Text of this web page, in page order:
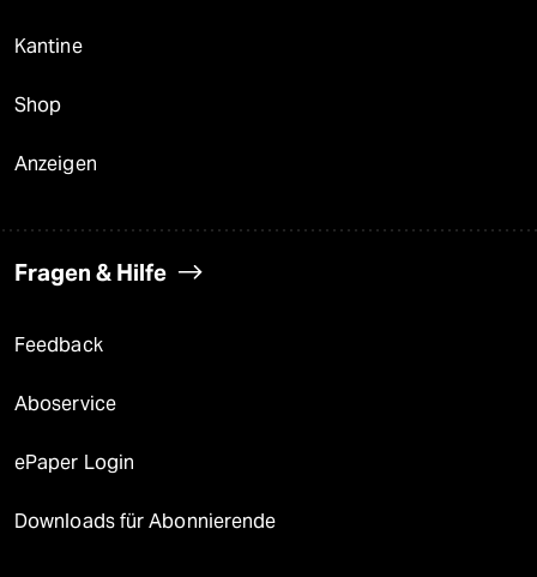
Kantine
Shop
Anzeigen
Fragen & Hilfe
Feedback
Aboservice
ePaper Login
Downloads für Abonnierende